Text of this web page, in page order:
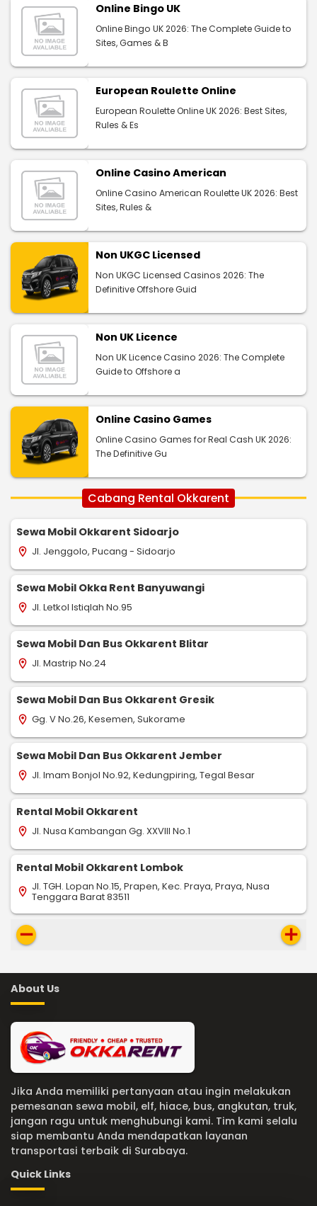
Online Bingo UK
Online Bingo UK 2026: The Complete Guide to
Sites, Games & B
European Roulette Online
European Roulette Online UK 2026: Best Sites,
Rules & Es
Online Casino American
Online Casino American Roulette UK 2026: Best
Sites, Rules &
Non UKGC Licensed
Non UKGC Licensed Casinos 2026: The
Definitive Offshore Guid
Non UK Licence
Non UK Licence Casino 2026: The Complete
Guide to Offshore a
Online Casino Games
Online Casino Games for Real Cash UK 2026:
The Definitive Gu
Cabang Rental Okkarent
Sewa Mobil Okkarent Sidoarjo
location_on Jl. Jenggolo, Pucang - Sidoarjo
Sewa Mobil Okka Rent Banyuwangi
location_on Jl. Letkol Istiqlah No.95
Sewa Mobil Dan Bus Okkarent Blitar
location_on Jl. Mastrip No.24
Sewa Mobil Dan Bus Okkarent Gresik
location_on Gg. V No.26, Kesemen, Sukorame
Sewa Mobil Dan Bus Okkarent Jember
location_on Jl. Imam Bonjol No.92, Kedungpiring, Tegal Besar
Rental Mobil Okkarent
location_on Jl. Nusa Kambangan Gg. XXVIII No.1
Rental Mobil Okkarent Lombok
location_on Jl. TGH. Lopan No.15, Prapen, Kec. Praya, Praya, Nusa
Tenggara Barat 83511
remove add
About Us
Jika Anda memiliki pertanyaan atau ingin melakukan
pemesanan sewa mobil, elf, hiace, bus, angkutan, truk,
jangan ragu untuk menghubungi kami. Tim kami selalu
siap membantu Anda mendapatkan layanan
transportasi terbaik di Surabaya.
Quick Links